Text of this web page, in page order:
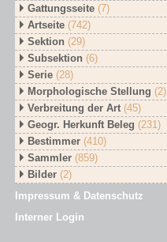
Gattungsseite (7)
Artseite (742)
Sektion (29)
Subsektion (6)
Serie (28)
Morphologische Stellung (2)
Verbreitung der Art (45)
Geogr. Herkunft Beleg (231)
Bestimmer (410)
Sammler (859)
Bilder (2)
Impressum & Datenschutz
Interner Login